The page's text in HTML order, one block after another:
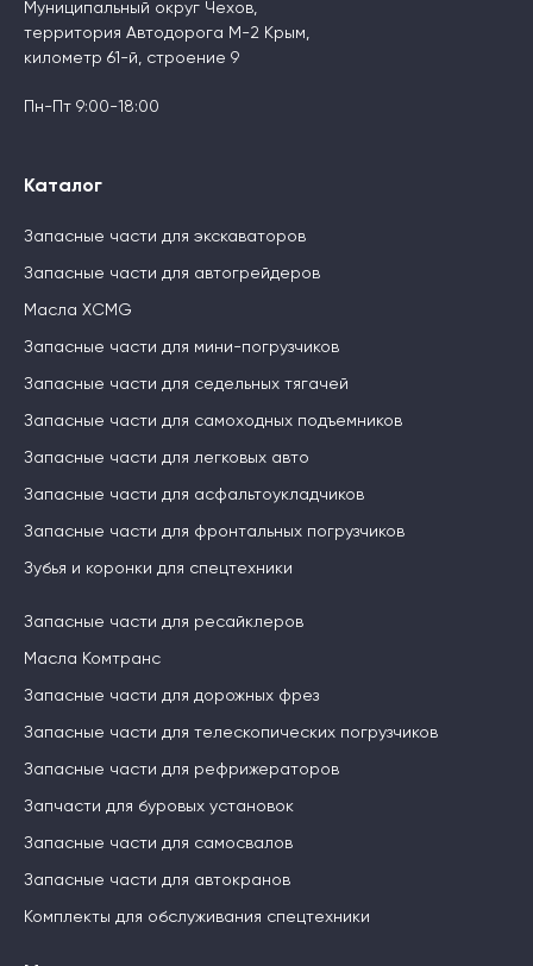
Муниципальный округ Чехов,
территория Автодорога М-2 Крым,
километр 61-й, строение 9
Пн-Пт 9:00-18:00
Каталог
Запасные части для экскаваторов
Запасные части для автогрейдеров
Масла XCMG
Запасные части для мини-погрузчиков
Запасные части для седельных тягачей
Запасные части для самоходных подъемников
Запасные части для легковых авто
Запасные части для асфальтоукладчиков
Запасные части для фронтальных погрузчиков
Зубья и коронки для спецтехники
Запасные части для ресайклеров
Масла Комтранс
Запасные части для дорожных фрез
Запасные части для телескопических погрузчиков
Запасные части для рефрижераторов
Запчасти для буровых установок
Запасные части для самосвалов
Запасные части для автокранов
Комплекты для обслуживания спецтехники